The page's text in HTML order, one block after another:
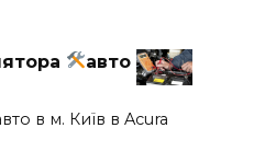
авто
в м. Київ в Acura